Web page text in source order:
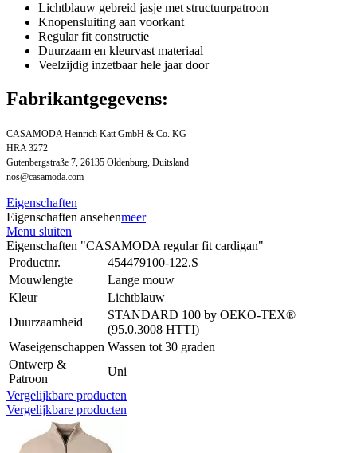
Lichtblauw gebreid jasje met structuurpatroon
Knopensluiting aan voorkant
Regular fit constructie
Duurzaam en kleurvast materiaal
Veelzijdig inzetbaar hele jaar door
Fabrikantgegevens:
CASAMODA Heinrich Katt GmbH & Co. KG
HRA 3272
Gutenbergstraße 7, 26135 Oldenburg, Duitsland
nos@casamoda.com
Eigenschaften
Eigenschaften ansehenmeer
Menu sluiten
Eigenschaften "CASAMODA regular fit cardigan"
Productnr.
454479100-122.S
Mouwlengte
Lange mouw
Kleur
Lichtblauw
Duurzaamheid
STANDARD 100 by OEKO-TEX®
(95.0.3008 HTTI)
Waseigenschappen Wassen tot 30 graden
Ontwerp &
Patroon
Uni
Vergelijkbare producten
Vergelijkbare producten